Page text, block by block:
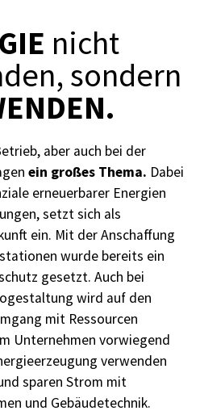
nicht
sondern
aber auch bei der
ein großes Thema. Dabei
erneuerbarer Energien
setzt sich als
ein. Mit der Anschaffung
wurde bereits ein
gesetzt. Auch bei
wird auf den
mit Ressourcen
Unternehmen vorwiegend
verwenden
sparen Strom mit
und Gebäudetechnik.